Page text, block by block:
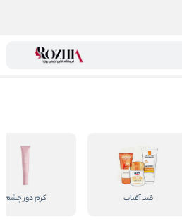
ضد آفتاب کرم دور چشم